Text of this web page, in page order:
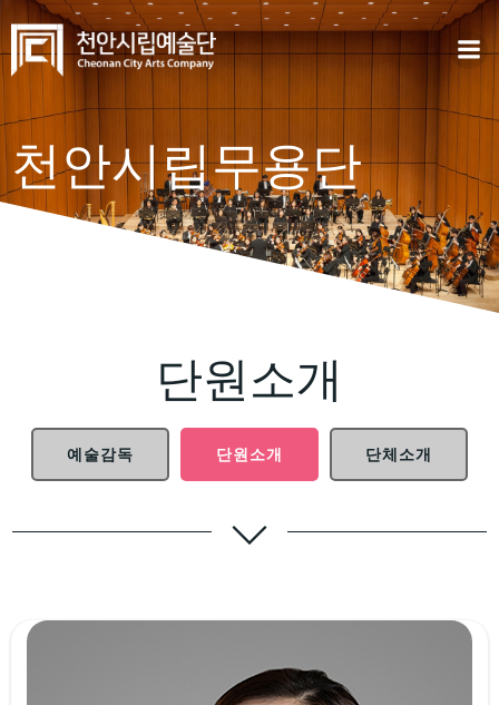
Skip
to
천안시립무용단
단원소개
예술감독 단원소개 단체소개